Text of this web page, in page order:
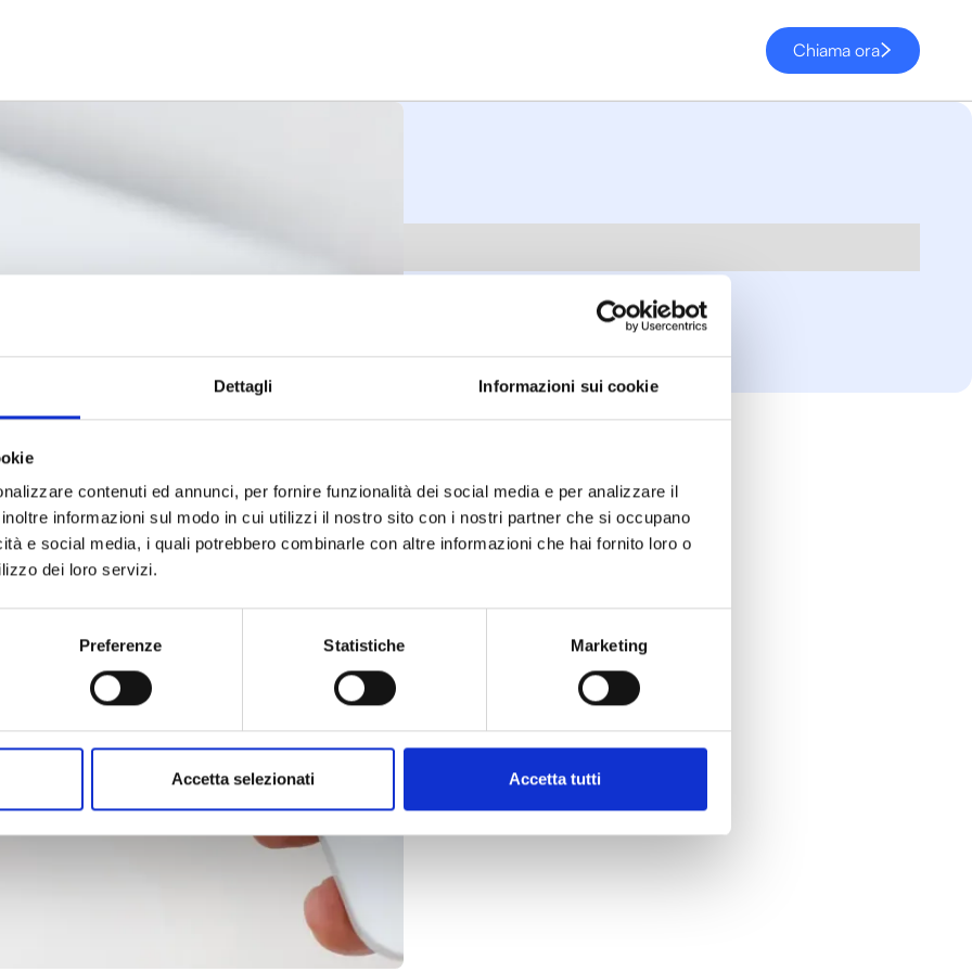
Dettagli Informazioni sui cookie
contenuti ed annunci, per fornire funzionalità dei social media e per analizzare il
informazioni sul modo in cui utilizzi il nostro sito con i nostri partner che si occupano
e social media, i quali potrebbero combinarle con altre informazioni che hai fornito loro o
dei loro servizi.
Preferenze Statistiche Marketing
Accetta selezionati Accetta tutti
Chiama ora